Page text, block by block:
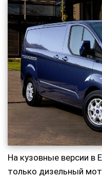
На кузовные версии в
только дизельный